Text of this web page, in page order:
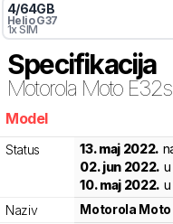
4/64GB
Helio G37
1x SIM
Specifikacija
Motorola Moto
Model
Status 13. maj 2022.
02. jun 2022.
10. maj 2022.
Naziv
Motorola Moto